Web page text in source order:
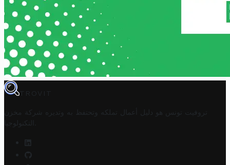
TROVIT
تروفيت تونس هو دليل أعمال تملكه وتحتفظ به وتديره
شركة مخزن
التكنولوجيا